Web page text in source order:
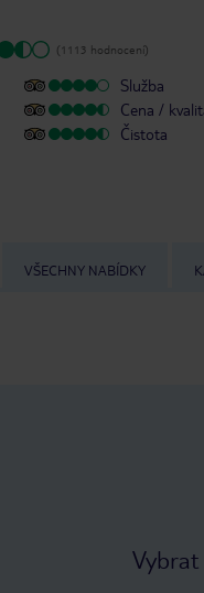
(1113 hodnocení)
Služba
Cena /
Čistota
VŠECHNY NABÍDKY
Vybrat